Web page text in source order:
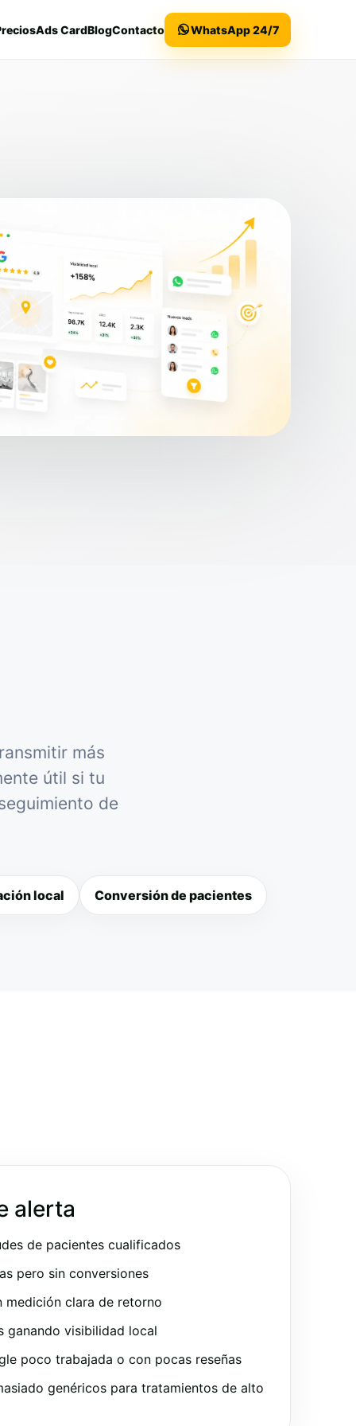
Ads CardBlogContacto WhatsApp 24/7
más
útil si tu
de
local Conversión de pacientes
alerta
de pacientes cualificados
pero sin conversiones
medición clara de retorno
ganando visibilidad local
poco trabajada o con pocas reseñas
genéricos para tratamientos de alto